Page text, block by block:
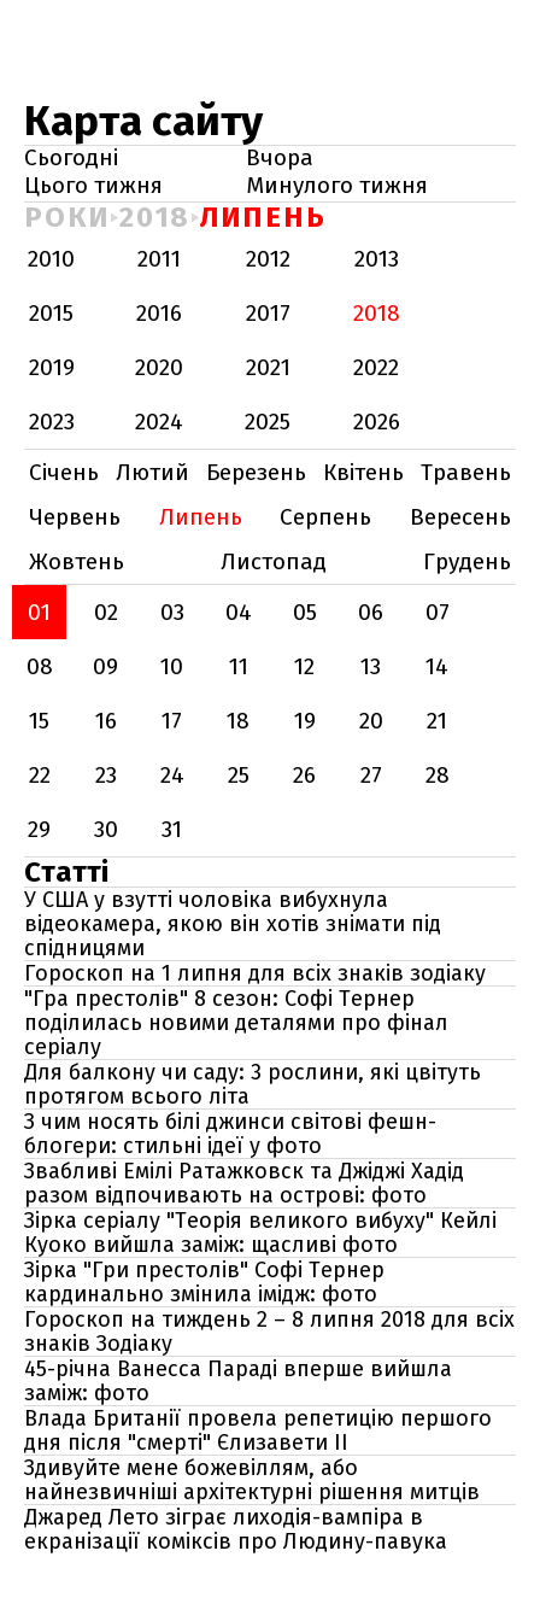
Карта сайту
Сьогодні
Вчора
Цього тижня
Минулого тижня
РОКИ 2018 ЛИПЕНЬ
2010 2011 2012
2013
2015
2016 2017
2018
2019
2020 2021
2022
2023
2024 2025
2026
Січень
Лютий Березень Квітень
Травень
Червень
Липень Серпень
Вересень
Жовтень
Листопад
Грудень
01
02 03 04 05 06
07
08
09 10 11 12 13
14
15
16 17 18 19 20
21
22
23 24 25 26 27
28
29
30 31
Статті
У США у взутті чоловіка вибухнула
відеокамера, якою він хотів знімати під
спідницями
Гороскоп на 1 липня для всіх знаків зодіаку
"Гра престолів" 8 сезон: Софі Тернер
поділилась новими деталями про фінал
серіалу
Для балкону чи саду: 3 рослини, які цвітуть
протягом всього літа
З чим носять білі джинси світові фешн-
блогери: стильні ідеї у фото
Звабливі Емілі Ратажковск та Джіджі Хадід
разом відпочивають на острові: фото
Зірка серіалу "Теорія великого вибуху" Кейлі
Куоко вийшла заміж: щасливі фото
Зірка "Гри престолів" Софі Тернер
кардинально змінила імідж: фото
Гороскоп на тиждень 2 – 8 липня 2018 для всіх
знаків Зодіаку
45-річна Ванесса Параді вперше вийшла
заміж: фото
Влада Британії провела репетицію першого
дня після "смерті" Єлизавети ІІ
Здивуйте мене божевіллям, або
найнезвичніші архітектурні рішення митців
Джаред Лето зіграє лиходія-вампіра в
екранізації коміксів про Людину-павука